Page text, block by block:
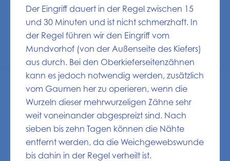
Der Eingriff dauert in der Regel zwischen 15
und 30 Minuten und ist nicht schmerzhaft. In
der Regel führen wir den Eingriff vom
Mundvorhof (von der Außenseite des Kiefers)
aus durch. Bei den Oberkieferseitenzähnen
kann es jedoch notwendig werden, zusätzlich
vom Gaumen her zu operieren, wenn die
Wurzeln dieser mehrwurzeligen Zähne sehr
weit voneinander abgespreizt sind. Nach
sieben bis zehn Tagen können die Nähte
entfernt werden, da die Weichgewebswunde
bis dahin in der Regel verheilt ist.